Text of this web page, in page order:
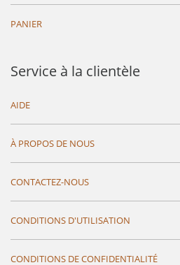
PANIER
Service à la clientèle
AIDE
À PROPOS DE NOUS
CONTACTEZ-NOUS
CONDITIONS D'UTILISATION
CONDITIONS DE CONFIDENTIALITÉ